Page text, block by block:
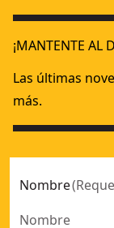
¡MANTENTE AL
Las últimas
más.
Nombre(